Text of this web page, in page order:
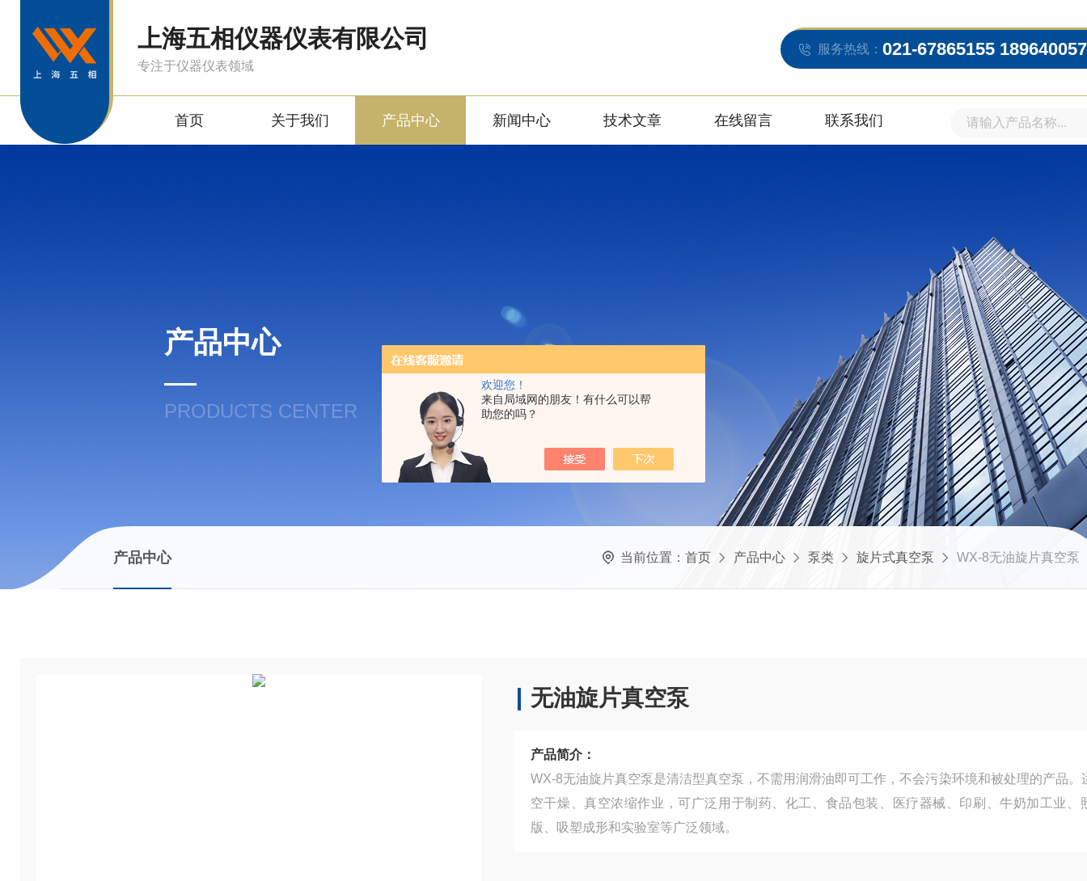
欢迎您！
来自局域网的朋友！有什么可以帮
助您的吗？
上海五相仪器仪表有限公司
专注于仪器仪表领域
服务热线： 021-67865155
首页 关于我们 产品中心 新闻中心 技术文章 在线留言 联系我们
产品中心
PRODUCTS CENTER
产品中心 当前位置： 首页 产品中心 泵类 旋片式真空泵 WX-8无油旋片真空泵
无油旋片真空泵
产品简介：
WX-8无油旋片真空泵是清洁型真空泵，不需用润滑油即可工作，不会污染环境和被处理的产品。
空干燥、真空浓缩作业，可广泛用于制药、化工、食品包装、医疗器械、印刷、牛奶加工业、
版、吸塑成形和实验室等广泛领域。